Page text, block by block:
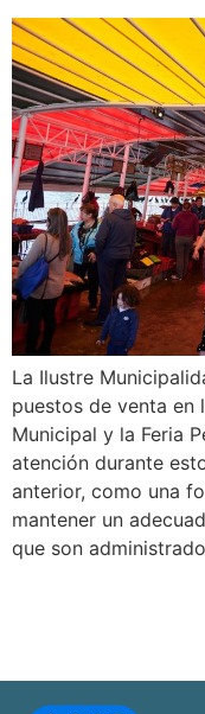
La Ilustre
puestos de venta en
Municipal y la Feria
atención durante
anterior, como una
mantener un
que son